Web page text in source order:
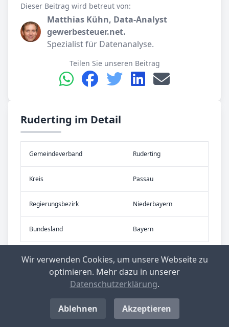
Dieser Beitrag wird betreut von:
Matthias Kühn, Data-Analyst
gewerbesteuer.net.
Spezialist für Datenanalyse.
Teilen Sie unseren Beitrag
Ruderting im Detail
Gemeinde­verband Ruderting
Kreis Passau
Re­gier­ungs­bezirk Niederbayern
Bundes­land Bayern
Wir verwenden Cookies, um unsere Webseite zu
optimieren. Mehr dazu in unserer
Datenschutzerklärung.
Ablehnen Akzeptieren